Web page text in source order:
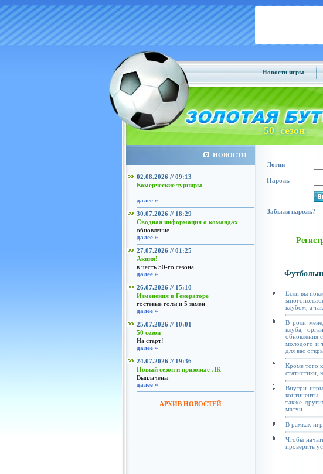
Новости игры
50 сезон
НОВОСТИ
02.08.2026 // 09:13
Комерческие турниры
далее »
30.07.2026 // 18:29
Сводная информация о командах
обновление
далее »
27.07.2026 // 01:25
Акция!
в честь 50-го сезона
далее »
26.07.2026 // 15:10
Изменения в Генераторе
гостевые голы и 5 замен
далее »
25.07.2026 // 10:01
50 сезон
На старт!
далее »
24.07.2026 // 19:36
Новый сезон и призовые ЛК
Выплачены
далее »
АРХИВ НОВОСТЕЙ
Логин
Пароль
Забыли пароль?
Если вы
клубом, а
В роли
клуба,
обновления
молодого и
для вас
Кроме того
статистики,
Внутри
континенты.
также
матчи.
В рамках
Чтобы
проверить